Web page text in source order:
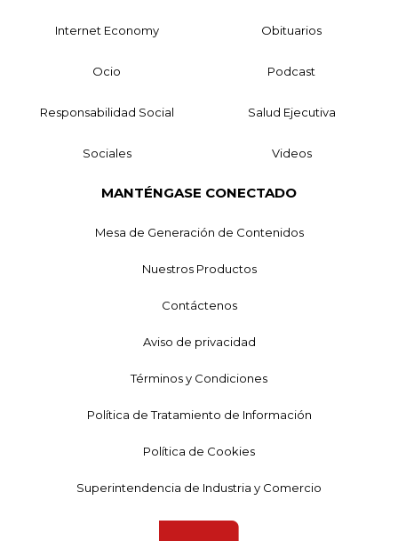
Internet Economy Obituarios
Ocio Podcast
Responsabilidad Social Salud Ejecutiva
Sociales Videos
MANTÉNGASE CONECTADO
Mesa de Generación de Contenidos
Nuestros Productos
Contáctenos
Aviso de privacidad
Términos y Condiciones
Política de Tratamiento de Información
Política de Cookies
Superintendencia de Industria y Comercio